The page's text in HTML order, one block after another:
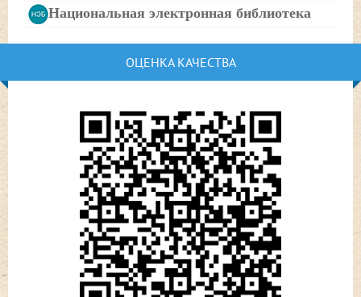
Национальная электронная библиотека
ОЦЕНКА КАЧЕСТВА